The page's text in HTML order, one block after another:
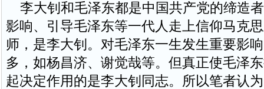
李大钊和毛泽东都是中国共产党的缔造
影响、引导毛泽东等一代人走上信仰马克
师，是李大钊。对毛泽东一生发生重要影
多，如杨昌济、谢觉哉等。但真正使毛泽
起决定作用的是李大钊同志。所以笔者认